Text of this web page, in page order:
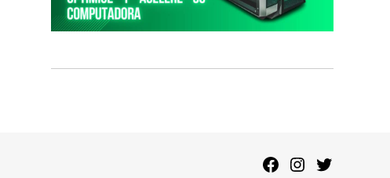
Facebook
Instagram
Twitter